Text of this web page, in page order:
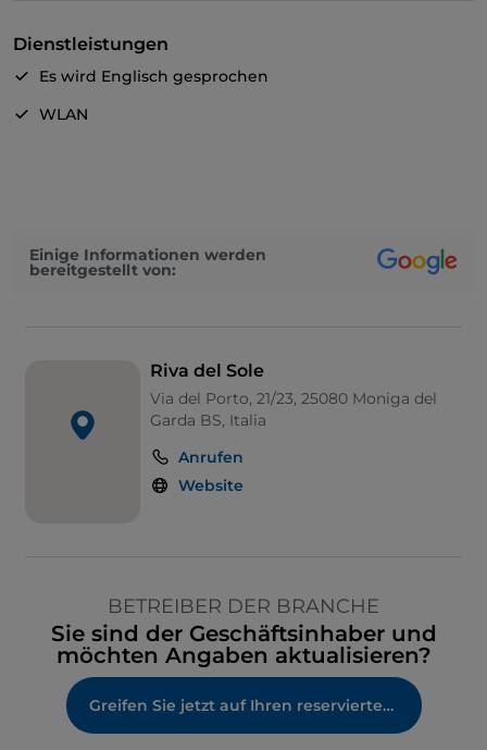
Dienstleistungen
Es wird Englisch gesprochen
WLAN
Einige Informationen werden
bereitgestellt von:
Riva del Sole
Via del Porto, 21/23, 25080 Moniga del
Garda BS, Italia
Anrufen
Website
BETREIBER DER BRANCHE
Sie sind der Geschäftsinhaber und
möchten Angaben aktualisieren?
Greifen Sie jetzt auf Ihren reservierten Bereich zu